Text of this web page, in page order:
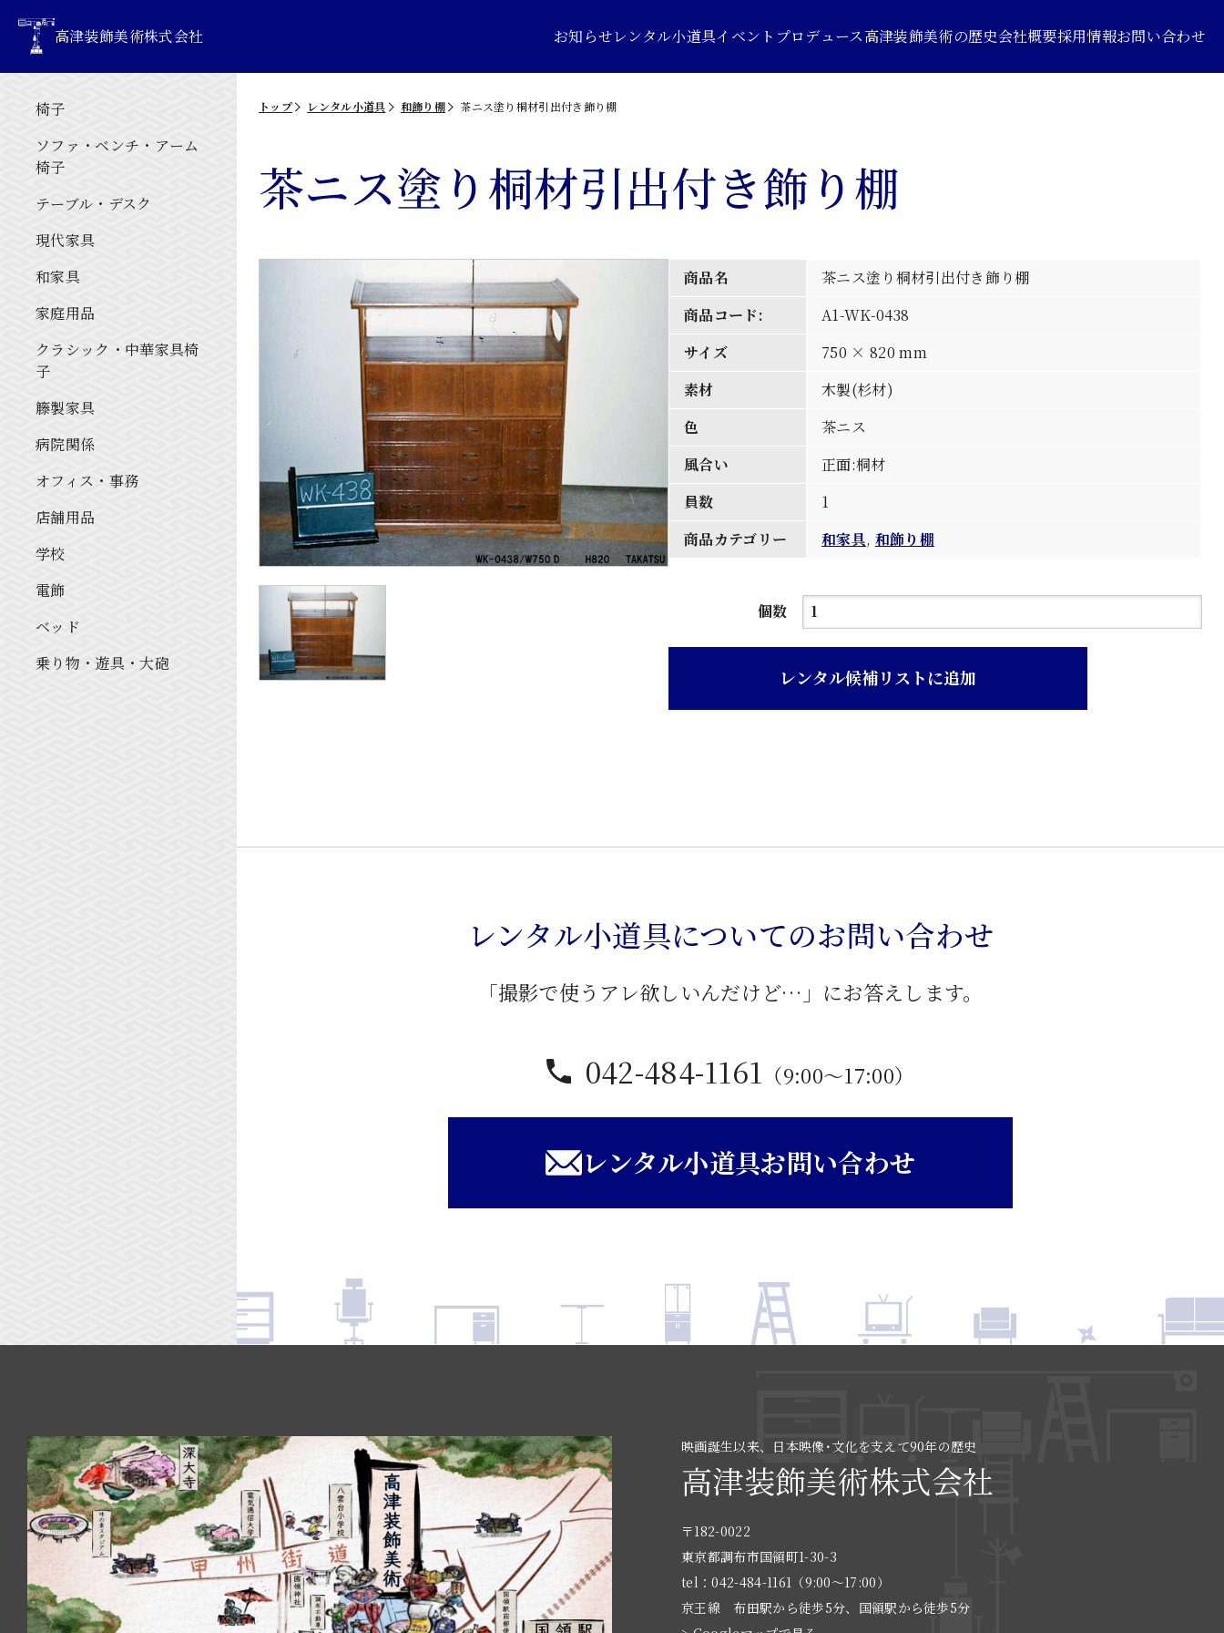
高津装飾美術株式会社 お知らせレンタル小道具イベントプロデュース高津装飾美術の歴史会社概要採用情報お問い合わせ
椅子
ソファ・ベンチ・アーム
椅子
テーブル・デスク
現代家具
和家具
家庭用品
クラシック・中華家具椅
子
籐製家具
病院関係
オフィス・事務
店舗用品
学校
電飾
ベッド
乗り物・遊具・大砲
トップ レンタル小道具 和飾り棚 茶ニス塗り桐材引出付き飾り棚
茶ニス塗り桐材引出付き飾り棚
商品名
茶ニス塗り桐材引出付き飾り棚
商品コード:
A1-WK-0438
サイズ
750 × 820 mm
素材
木製(杉材)
色
茶ニス
風合い
正面:桐材
員数
1
商品カテゴリー
和家具, 和飾り棚
個数
茶
出
飾
棚
レンタル候補リストに追加
レンタル小道具についてのお問い合わせ
「撮影で使うアレ欲しいんだけど…」にお答えします。
042-484-1161 （9:00〜17:00）
レンタル小道具お問い合わせ
映画誕生以来、日本映像･文化を支えて90年の歴史
高津装飾美術株式会社
〒182-0022
東京都調布市国領町1-30-3
tel：042-484-1161（9:00〜17:00）
京王線 布田駅から徒歩5分、国領駅から徒歩5分